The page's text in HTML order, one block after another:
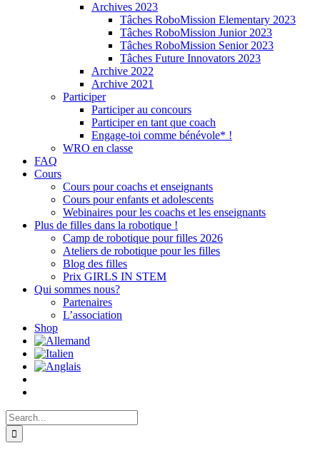
Archives 2023
Tâches RoboMission Elementary 2023
Tâches RoboMission Junior 2023
Tâches RoboMission Senior 2023
Tâches Future Innovators 2023
Archive 2022
Archive 2021
Participer
Participer au concours
Participer en tant que coach
Engage-toi comme bénévole* !
WRO en classe
FAQ
Cours
Cours pour coachs et enseignants
Cours pour enfants et adolescents
Webinaires pour les coachs et les enseignants
Plus de filles dans la robotique !
Camp de robotique pour filles 2026
Ateliers de robotique pour les filles
Blog des filles
Prix GIRLS IN STEM
Qui sommes nous?
Partenaires
L’association
Shop
Search
for: